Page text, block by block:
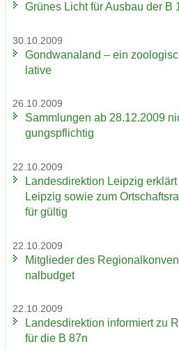
Grü­nes Licht für Aus­bau der B
30.10.2009
Gond­wa­na­land – ein
la­ti­ve
26.10.2009
Samm­lun­gen ab 28.12.2009
gungs­pflich­tig
22.10.2009
Lan­des­di­rek­ti­on Leip­zig
Leip­zig sowie zum
für gül­tig
22.10.2009
Mit­glie­der des
nal­bud­get
22.10.2009
Lan­des­di­rek­ti­on in­for­miert zu
für die B 87n